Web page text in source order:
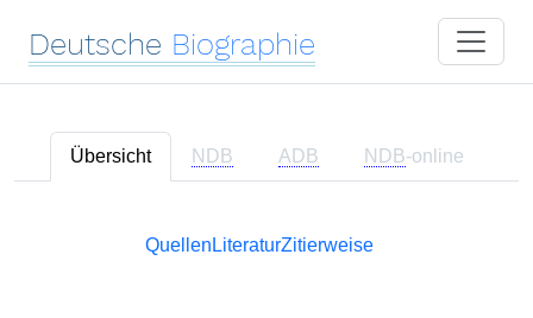
Deutsche Biographie
Übersicht NDB ADB NDB-online
Quellen LiteraturZitierweise